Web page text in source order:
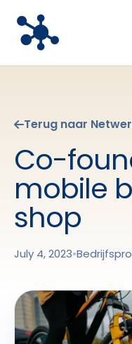
Terug naar
Co-
mobile
shop
July 4, 2023•